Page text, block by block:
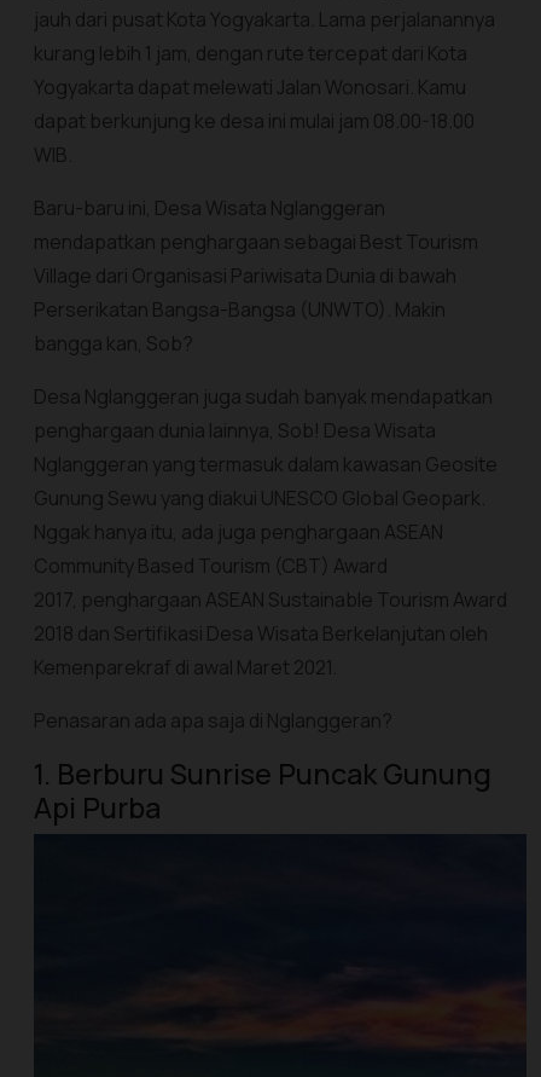
jauh dari pusat Kota Yogyakarta. Lama perjalanannya
kurang lebih 1 jam, dengan rute tercepat dari Kota
Yogyakarta dapat melewati Jalan Wonosari. Kamu
dapat berkunjung ke desa ini mulai jam 08.00-18.00
WIB.
Baru-baru ini, Desa Wisata Nglanggeran
mendapatkan penghargaan sebagai Best Tourism
Village dari Organisasi Pariwisata Dunia di bawah
Perserikatan Bangsa-Bangsa (UNWTO). Makin
bangga kan, Sob?
Desa Nglanggeran juga sudah banyak mendapatkan
penghargaan dunia lainnya, Sob! Desa Wisata
Nglanggeran yang termasuk dalam kawasan Geosite
Gunung Sewu yang diakui UNESCO Global Geopark.
Nggak hanya itu, ada juga penghargaan ASEAN
Community Based Tourism (CBT) Award
2017, penghargaan ASEAN Sustainable Tourism Award
2018 dan Sertifikasi Desa Wisata Berkelanjutan oleh
Kemenparekraf di awal Maret 2021.
Penasaran ada apa saja di Nglanggeran?
1. Berburu Sunrise Puncak Gunung
Api Purba